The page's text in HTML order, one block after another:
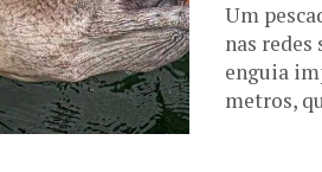
Um
nas
enguia
metros,